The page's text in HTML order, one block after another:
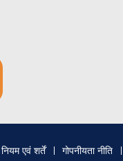
नियम एवं शर्तें
गोपनीयता नीति